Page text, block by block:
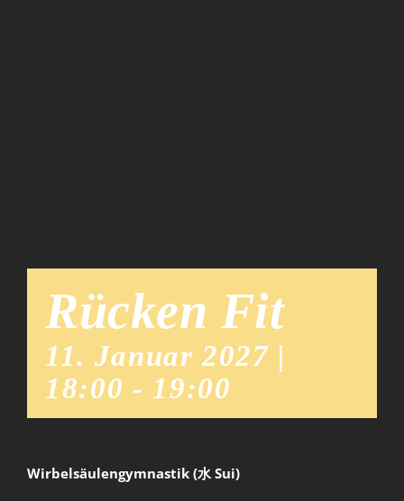
Rücken Fit
11. Januar 2027 |
18:00 - 19:00
Wirbelsäulengymnastik (水 Sui)